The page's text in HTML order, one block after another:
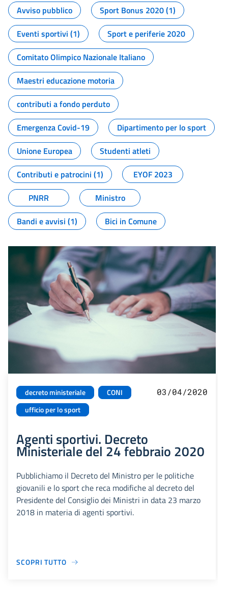
Avviso pubblico
Sport Bonus 2020 (1)
Eventi sportivi (1)
Sport e periferie 2020
Comitato Olimpico Nazionale Italiano
Maestri educazione motoria
contributi a fondo perduto
Emergenza Covid-19
Dipartimento per lo sport
Unione Europea
Studenti atleti
Contributi e patrocini (1)
EYOF 2023
PNRR
Ministro
Bandi e avvisi (1)
Bici in Comune
decreto ministeriale
CONI
ufficio per lo sport
03/04/2020
Agenti sportivi. Decreto
Ministeriale del 24 febbraio 2020
Pubblichiamo il Decreto del Ministro per le politiche
giovanili e lo sport che reca modifiche al decreto del
Presidente del Consiglio dei Ministri in data 23 marzo
2018 in materia di agenti sportivi.
SCOPRI TUTTO